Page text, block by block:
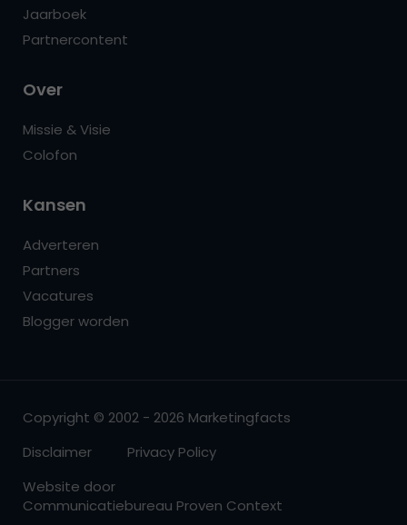
Jaarboek
Partnercontent
Over
Missie & Visie
Colofon
Kansen
Adverteren
Partners
Vacatures
Blogger worden
Copyright © 2002 - 2026 Marketingfacts
Disclaimer
Privacy Policy
Website door
Communicatiebureau Proven Context